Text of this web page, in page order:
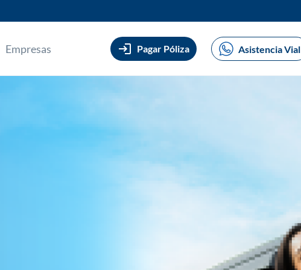
Empresas Pagar Póliza Asistencia Vial